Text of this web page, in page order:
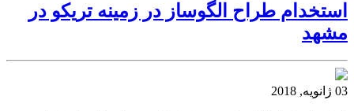
استخدام طراح الگوساز در زمینه تریکو در
مشهد
03 ژانویه, 2018